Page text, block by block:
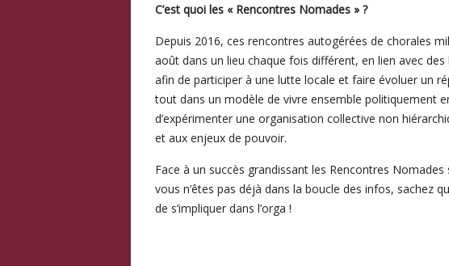
C’est quoi les « Rencontres Nomades » ?
Depuis 2016, ces rencontres autogérées de chorales
août dans un lieu chaque fois différent, en lien avec
afin de participer à une lutte locale et faire évoluer un
tout dans un modèle de vivre ensemble politiquement
d’expérimenter une organisation collective non
et aux enjeux de pouvoir.
Face à un succès grandissant les Rencontres
vous n’êtes pas déjà dans la boucle des infos, sachez
de s’impliquer dans l’orga !